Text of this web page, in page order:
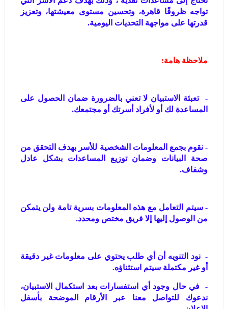
تواجه ظروفًا قاهرة، وتحسين مستوى معيشتها، وتعزيز
قدرتها على مواجهة التحديات اليومية.
ملاحظة هامة:
- تعبئة الاستبيان لا تعني بالضرورة ضمان الحصول على
المساعدة لك أو لأفراد أسرتك أو مجتمعك.
- نقوم بجمع المعلومات الشخصية للأسر بهدف التحقق من
صحة البيانات وضمان توزيع المساعدات بشكل عادل
وشفاف.
- سيتم التعامل مع هذه المعلومات بسرية تامة ولن يتمكن
من الوصول إليها إلا فريق مختص ومحدد.
- نود التنويه أن أي طلب يحتوي على معلومات غير دقيقة
أو غير مكتملة سيتم استثناؤه.
- في حال وجود أي استفسارات بعد استكمال الاستبيان،
ندعوك للتواصل معنا عبر الأرقام الموضحة بأسفل